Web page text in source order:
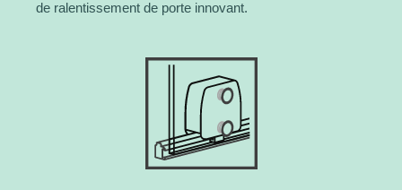
de ralentissement de porte innovant.